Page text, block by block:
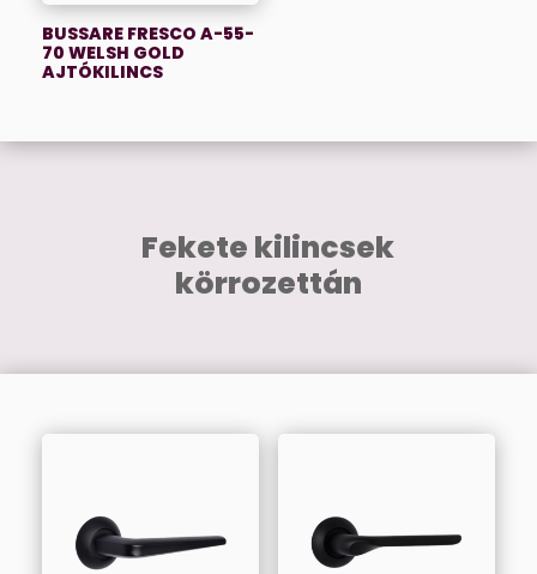
BUSSARE FRESCO A-55-
70 WELSH GOLD
AJTÓKILINCS
Fekete kilincsek
körrozettán